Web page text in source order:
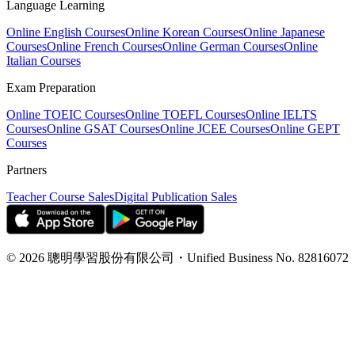
Language Learning
Online English CoursesOnline Korean CoursesOnline Japanese
CoursesOnline French CoursesOnline German CoursesOnline
Italian Courses
Exam Preparation
Online TOEIC CoursesOnline TOEFL CoursesOnline IELTS
CoursesOnline GSAT CoursesOnline JCEE CoursesOnline GEPT
Courses
Partners
Teacher Course SalesDigital Publication Sales
© 2026 聰明學習股份有限公司 ・ Unified Business No. 82816072